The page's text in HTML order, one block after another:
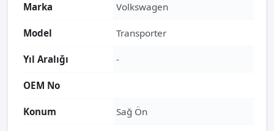
Marka Volkswagen
Model Transporter
Yıl Aralığı -
OEM No
Konum Sağ Ön